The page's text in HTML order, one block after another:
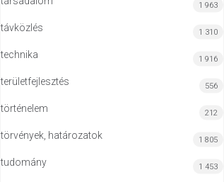
1 963
távközlés 1 310
technika 1 916
területfejlesztés 556
történelem 212
törvények, határozatok 1 805
tudomány 1 453